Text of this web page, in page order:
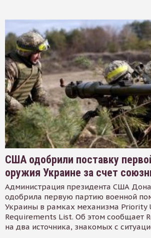
США одобрили поставку
оружия Украине за счет
Администрация президента США
одобрила первую партию военной
Украины в рамках механизма Priority
Requirements List. Об этом сообщает
на два источника, знакомых с